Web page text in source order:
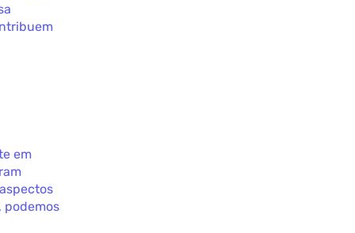
em
podemos